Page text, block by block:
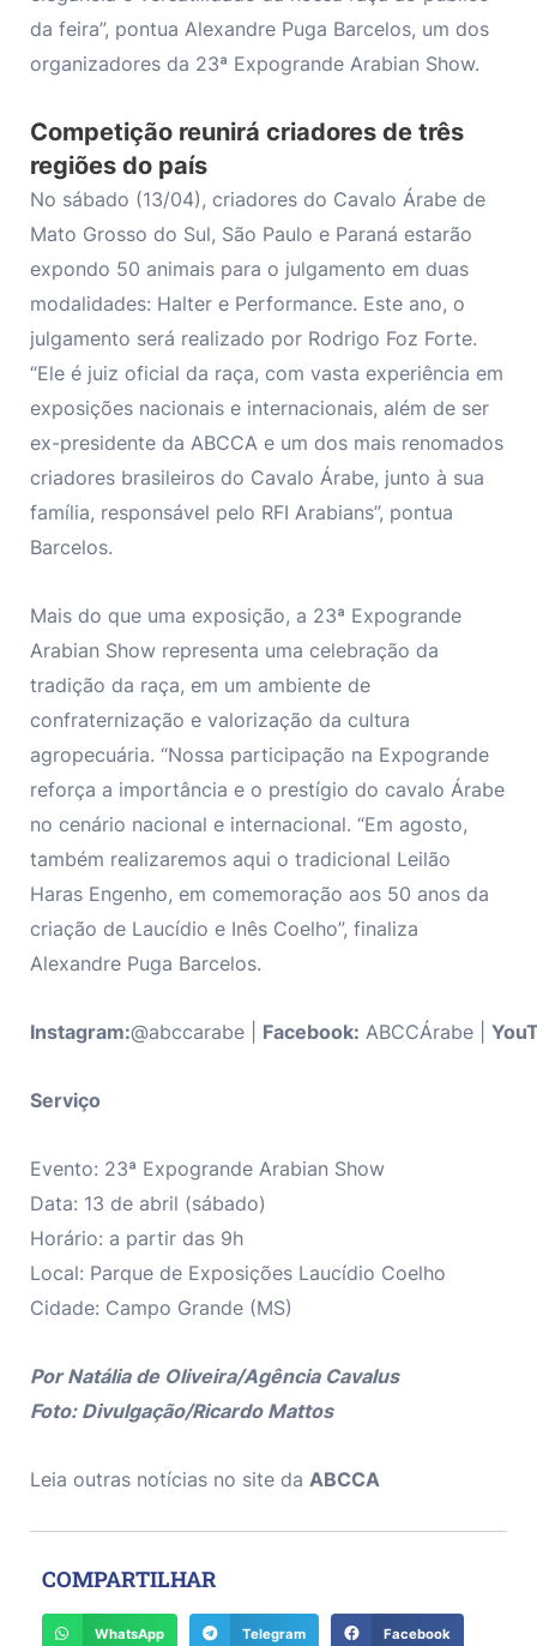
da feira”, pontua Alexandre Puga Barcelos, um dos
organizadores da 23ª Expogrande Arabian Show.
Competição reunirá criadores de três
regiões do país
No sábado (13/04), criadores do Cavalo Árabe de
Mato Grosso do Sul, São Paulo e Paraná estarão
expondo 50 animais para o julgamento em duas
modalidades: Halter e Performance. Este ano, o
julgamento será realizado por Rodrigo Foz Forte.
“Ele é juiz oficial da raça, com vasta experiência em
exposições nacionais e internacionais, além de ser
ex-presidente da ABCCA e um dos mais renomados
criadores brasileiros do Cavalo Árabe, junto à sua
família, responsável pelo RFI Arabians”, pontua
Barcelos.
Mais do que uma exposição, a 23ª Expogrande
Arabian Show representa uma celebração da
tradição da raça, em um ambiente de
confraternização e valorização da cultura
agropecuária. “Nossa participação na Expogrande
reforça a importância e o prestígio do cavalo Árabe
no cenário nacional e internacional. “Em agosto,
também realizaremos aqui o tradicional Leilão
Haras Engenho, em comemoração aos 50 anos da
criação de Laucídio e Inês Coelho”, finaliza
Alexandre Puga Barcelos.
Instagram:@abccarabe | Facebook: ABCCÁrabe |
Serviço
Evento: 23ª Expogrande Arabian Show
Data: 13 de abril (sábado)
Horário: a partir das 9h
Local: Parque de Exposições Laucídio Coelho
Cidade: Campo Grande (MS)
Por Natália de Oliveira/Agência Cavalus
Foto: Divulgação/Ricardo Mattos
Leia outras notícias no site da ABCCA
COMPARTILHAR
WhatsApp Telegram Facebook